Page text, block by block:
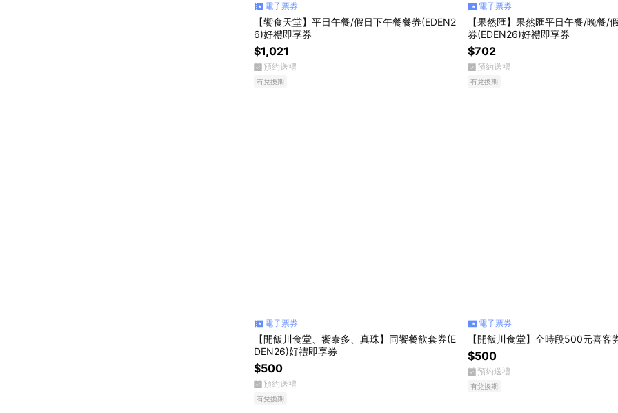
電子票券
【饗食天堂】平日午餐/假日下午餐餐券(EDEN2
6)好禮即享券
$1,021
預約送禮
有兌換期
電子票券
【果然匯】果然匯平日午餐/晚餐/
券(EDEN26)好禮即享券
$702
預約送禮
有兌換期
電子票券
【開飯川食堂、饗泰多、真珠】同饗餐飲套券(E
DEN26)好禮即享券
$500
預約送禮
有兌換期
電子票券
【開飯川食堂】全時段500元喜客
$500
預約送禮
有兌換期